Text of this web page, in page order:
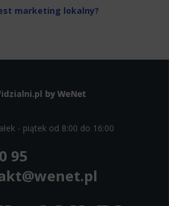
marketing lokalny?
- piątek od 8:00 do 16:00
95